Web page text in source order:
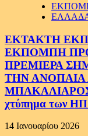
ΕΚΤΑΚΤΗ
ΕΚΠΟΜΠΗ
ΠΡΕΜΙΕΡΑ
ΤΗΝ ΑΝΟΠΑΙΑ
ΜΠΑΚΑΛΙΑΡΟΣ
χτύπημα των
14 Ιανουαρίου 2026